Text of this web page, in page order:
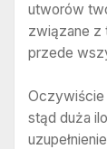
utworów
związane z
przede
Oczywiście
stąd duża